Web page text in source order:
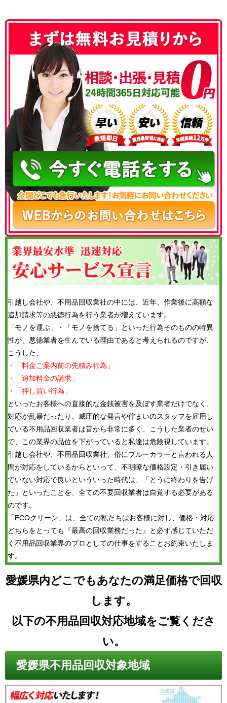
050-3186-4780
引越し会社や、不用品回収業社の中には、近年、作業後に高額な
追加請求等の悪徳行為を行う業者が増えています。
「モノを運ぶ」・「モノを捨てる」といった行為そのものの特異
性が、悪徳業者を生んでいる理由であると考えられるのですが、
こうした、
・「料金ご案内前の先積み行為」
・「追加料金の請求」
・「押し買い行為」
といったお客様への直接的な金銭被害を及ぼす業者だけでなく、
対応が乱暴だったり、威圧的な発言や佇まいのスタッフを雇用し
ている不用品回収業者は昔から非常に多く、こうした業者のせい
で、この業界の品位を下がっていると私達は危険視しています。
引越し会社や、不用品回収業社、俗にブルーカラーと言われる人
間が対応をしているからといって、不明瞭な価格設定・引き届い
ていない対応で良いといういった時代は、「とうに終わりを告げ
た」といったことを、全ての不要回収業者は自覚する必要がある
のです。
「ECOクリーン」は、全ての私たちはお客様に対し、価格・対応
どちらをとっても『最高の回収業務だった』と必ず感じていただ
く不用品回収業界のプロとしての仕事をすることお約束いたしま
す。
愛媛県内どこでもあなたの満足価格で回収
します。
以下の不用品回収対応地域をご覧くださ
い。
愛媛県不用品回収対象地域